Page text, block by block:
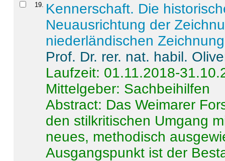
19
Kennerschaft. Die
Neuausrichtung der
niederländischen
Prof. Dr. rer. nat. habil.
Laufzeit: 01.11.2018-
Mittelgeber: Sachbeihilfen
Abstract: Das Weimarer
den stilkritischen Umgang
neues, methodisch
Ausgangspunkt ist der